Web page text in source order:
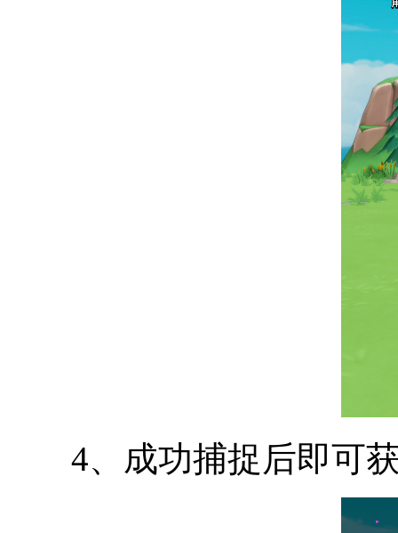
4、成功捕捉后即可